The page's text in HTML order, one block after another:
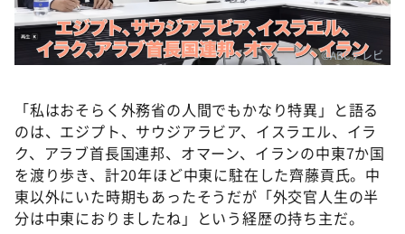
ポツンと一軒家
ザキ山小屋本館
アナ回覧板
©ABCテレビ
「私はおそらく外務省の人間でもかなり特異」と語る
のは、エジプト、サウジアラビア、イスラエル、イラ
ク、アラブ首長国連邦、オマーン、イランの中東7か国
を渡り歩き、計20年ほど中東に駐在した齊藤貢氏。中
東以外にいた時期もあったそうだが「外交官人生の半
分は中東におりましたね」という経歴の持ち主だ。